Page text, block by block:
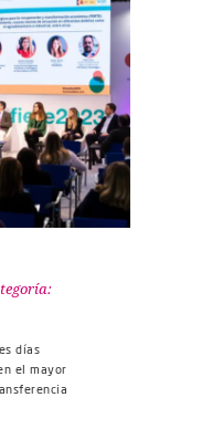
días
el mayor